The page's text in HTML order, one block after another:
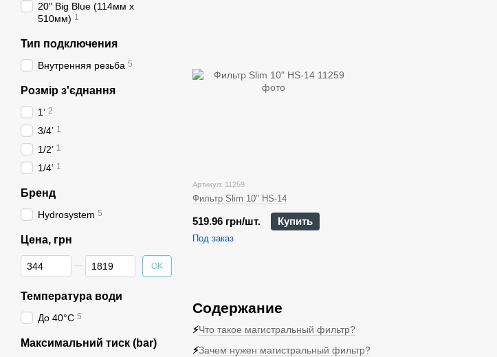
Содержание
⚡Что такое магистральный фильтр?
⚡Зачем нужен магистральный фильтр?
Артикул: 11259
Фильтр Slim 10" HS-14
519.96 грн/шт. Купить
Под заказ
20" Big Blue (114мм х
510мм) 1
Тип подключения
Внутренняя резьба 5
Розмір з'єднання
1’ 2
3/4’ 1
1/2’ 1
1/4’ 1
Бренд
Hydrosystem 5
Цена, грн
От Цена, грн
До Цена, грн OK
Температура води
До 40°C 5
Максимальний тиск (bar)